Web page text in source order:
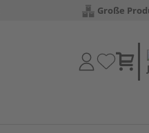
Große